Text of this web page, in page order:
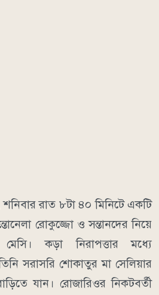
রাত ৮টা ৪০ মিনিটে একটি
রোকুজ্জো ও সন্তানদের নিয়ে
কড়া নিরাপত্তার মধ্যে
সরাসরি শোকাতুর মা সেলিয়ার
যান। রোজারিওর নিকটবর্তী